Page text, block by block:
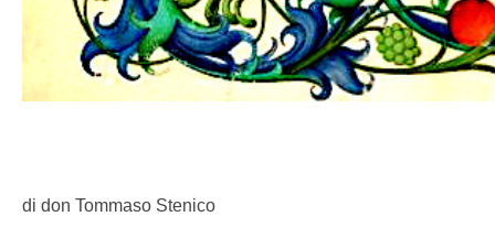
di don Tommaso Stenico